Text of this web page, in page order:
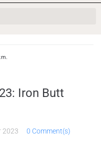
Iron Butt
2023 0 Comment(s)